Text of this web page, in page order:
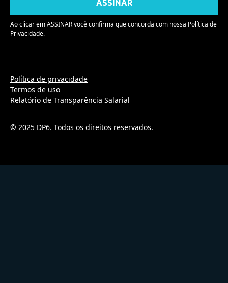
Ao clicar em ASSINAR você confirma que concorda com nossa Política de
Privacidade.
© 2025 DP6. Todos os direitos reservados.
Política de privacidade
Termos de uso
Relatório de Transparência Salarial